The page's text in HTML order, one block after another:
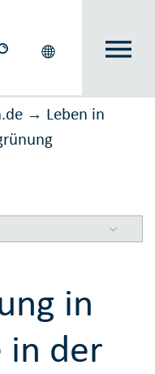
→ Leben in
in
in der